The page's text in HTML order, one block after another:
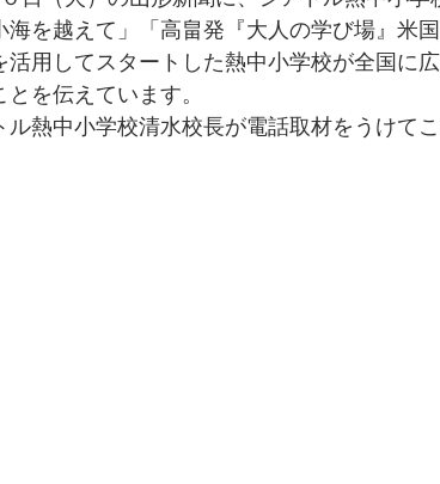
海を越えて」「高畠発『大人の学び場』米
活用してスタートした熱中小学校が全国に
を伝えています。
熱中小学校清水校長が電話取材をうけてこ